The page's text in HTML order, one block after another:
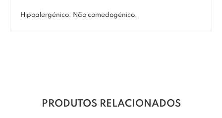
Hipoalergénico. Não comedogénico.
PRODUTOS RELACIONADOS